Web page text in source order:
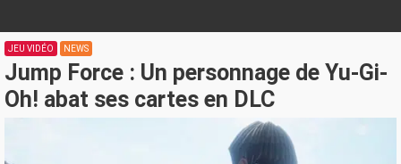
JEU VIDÉO NEWS
Jump Force : Un personnage de Yu-Gi-
Oh! abat ses cartes en DLC